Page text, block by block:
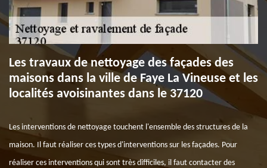
Les travaux de nettoyage des façades des
maisons dans la ville de Faye La Vineuse et les
localités avoisinantes dans le 37120
Les interventions de nettoyage touchent l'ensemble des structures de la
maison. Il faut réaliser ces types d'interventions sur les façades. Pour
réaliser ces interventions qui sont très difficiles, il faut contacter des